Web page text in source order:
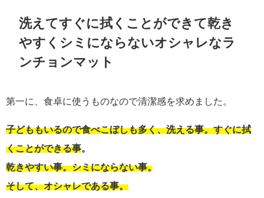
洗えてすぐに拭くことができて乾き
やすくシミにならないオシャレなラ
ンチョンマット
第一に、食卓に使うものなので清潔感を求めました。
子どももいるので食べこぼしも多く、洗える事。すぐに拭
くことができる事。
乾きやすい事。シミにならない事。
そして、オシャレである事。